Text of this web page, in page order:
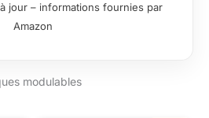
chocs optimisée /
Fermeture de la
MODULARITE :
jour – informations fournies par
Amazon
modulables